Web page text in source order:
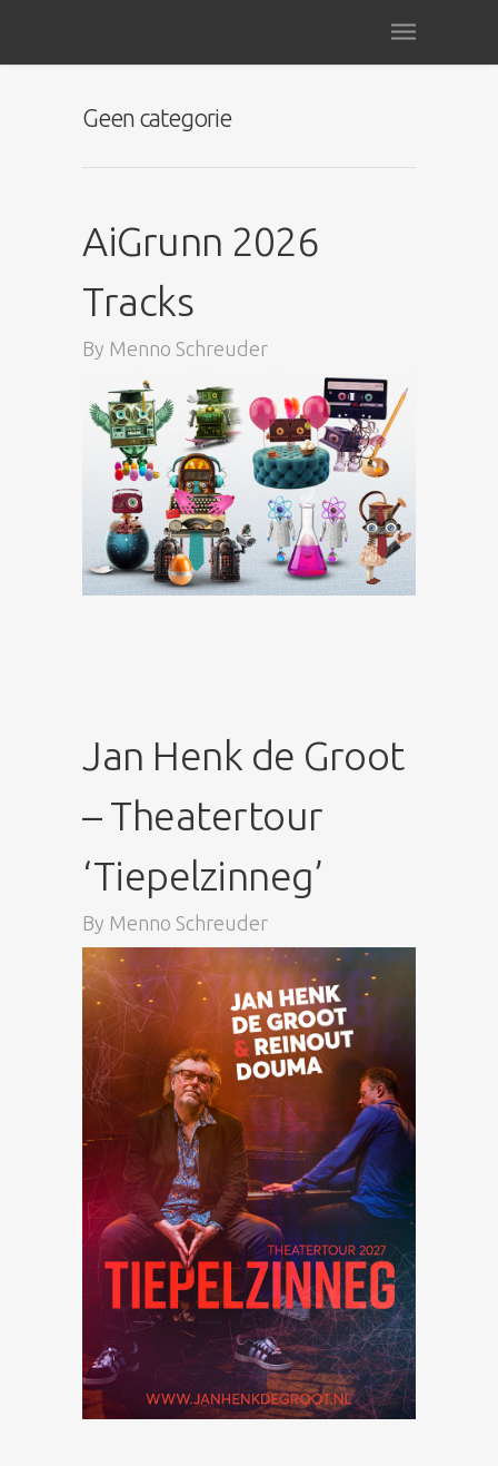
Geen categorie
AiGrunn 2026
Tracks
By Menno Schreuder
Jan Henk de Groot
– Theatertour
‘Tiepelzinneg’
By Menno Schreuder